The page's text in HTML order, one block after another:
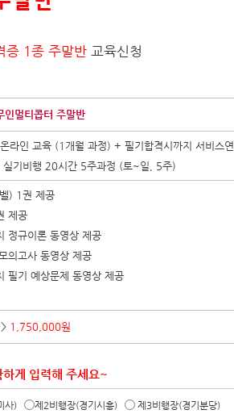
증 1종 주말반 교육신청
인멀티콥터 주말반
라인 교육 (1개월 과정) + 필기합격시까지 서비스
실기비행 20시간 5주과정 (토~일, 5주)
) 1권 제공
제공
정규이론 동영상 제공
의고사 동영상 제공
필기 예상문제 동영상 제공
1,750,000원
게 입력해 주세요~
사) 제2비행장(경기시흥) 제3비행장(경기분당)